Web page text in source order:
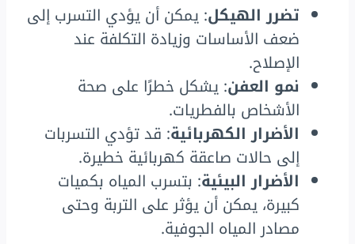
تضرر الهيكل: يمكن أن يؤدي التسرب إلى
ضعف الأساسات وزيادة التكلفة عند
الإصلاح.
نمو العفن: يشكل خطرًا على صحة
الأشخاص بالفطريات.
الأضرار الكهربائية: قد تؤدي التسربات
إلى حالات صاعقة كهربائية خطيرة.
الأضرار البيئية: بتسرب المياه بكميات
كبيرة، يمكن أن يؤثر على التربة وحتى
مصادر المياه الجوفية.